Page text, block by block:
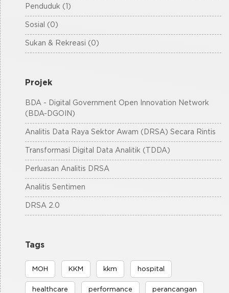
Penduduk (1)
Sosial (0)
Sukan & Rekreasi (0)
Projek
BDA - Digital Government Open Innovation Network
(BDA-DGOIN)
Analitis Data Raya Sektor Awam (DRSA) Secara Rintis
Transformasi Digital Data Analitik (TDDA)
Perluasan Analitis DRSA
Analitis Sentimen
DRSA 2.0
Tags
MOH KKM kkm hospital
healthcare performance perancangan